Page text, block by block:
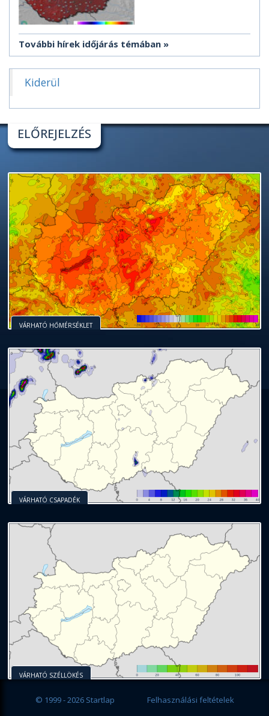
További hírek időjárás témában
Kiderül
ELŐREJELZÉS
VÁRHATÓ HŐMÉRSÉKLET
VÁRHATÓ CSAPADÉK
VÁRHATÓ SZÉLLÖKÉS
© 1999 - 2026 Startlap Felhasználási feltételek